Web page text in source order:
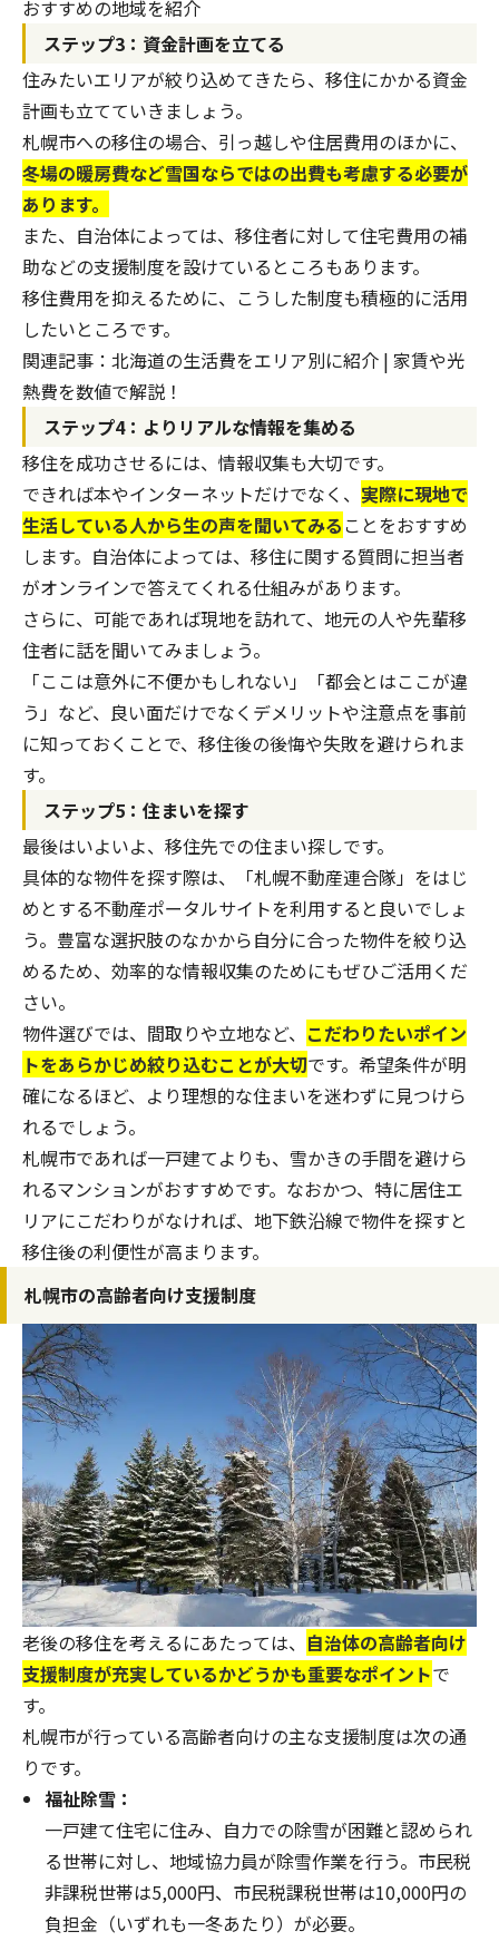
おすすめの地域を紹介
ステップ3：資金計画を立てる
住みたいエリアが絞り込めてきたら、移住にかかる資金
計画も立てていきましょう。
札幌市への移住の場合、引っ越しや住居費用のほかに、
冬場の暖房費など雪国ならではの出費も考慮する必要が
あります。
また、自治体によっては、移住者に対して住宅費用の補
助などの支援制度を設けているところもあります。
移住費用を抑えるために、こうした制度も積極的に活用
したいところです。
関連記事： 北海道の生活費をエリア別に紹介 | 家賃や光
熱費を数値で解説！
ステップ4：よりリアルな情報を集める
移住を成功させるには、情報収集も大切です。
できれば本やインターネットだけでなく、 実際に現地で
生活している人から生の声を聞いてみる ことをおすすめ
します。自治体によっては、 移住に関する質問に担当者
がオンラインで答えてくれる仕組みがあります。
さらに、可能であれば現地を訪れて、地元の人や先輩移
住者に話を聞いてみましょう。
「ここは意外に不便かもしれない」「都会とはここが違
う」など、良い面だけでなくデメリットや注意点を事前
に知っておくことで、移住後の後悔や失敗を避けられま
す。
ステップ5：住まいを探す
最後はいよいよ、移住先での住まい探しです。
具体的な物件を探す際は、「札幌不動産連合隊」をはじ
めとする不動産ポータルサイトを利用すると良いでしょ
う。豊富な選択肢のなかから自分に合った物件を絞り込
めるため、効率的な情報収集のためにもぜひご活用くだ
さい。
物件選びでは、間取りや立地など、 こだわりたいポイン
トをあらかじめ絞り込むことが大切です。希望条件が明
確になるほど、より理想的な住まいを迷わずに見つけら
れるでしょう。
札幌市であれば一戸建てよりも、雪かきの手間を避けら
れるマンションがおすすめです。なおかつ、特に居住エ
リアにこだわりがなければ、地下鉄沿線で物件を探すと
移住後の利便性が高まります。
札幌市の高齢者向け支援制度
老後の移住を考えるにあたっては、 自治体の高齢者向け
支援制度が充実しているかどうかも重要なポイントで
す。
札幌市が行っている高齢者向けの主な支援制度は次の通
りです。
福祉除雪：
一戸建て住宅に住み、自力での除雪が困難と認められ
る世帯に対し、地域協力員が除雪作業を行う。市民税
非課税世帯は5,000円、市民税課税世帯は10,000円の
負担金（いずれも一冬あたり）が必要。